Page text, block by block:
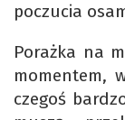
poczucia
Porażka na
momentem,
czegoś